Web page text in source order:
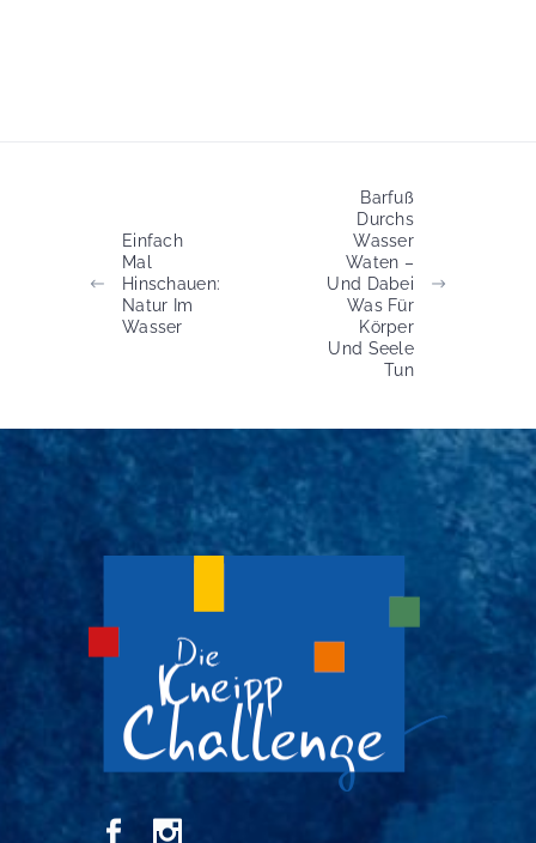
Einfach
Mal
Hinschauen:
Natur Im
Wasser
Barfuß
Durchs
Wasser
Waten –
Und Dabei
Was Für
Körper
Und Seele
Tun